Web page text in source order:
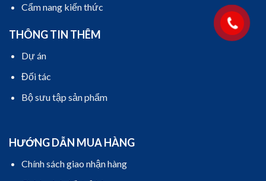
Cẩm nang kiến thức
THÔNG TIN THÊM
Dự án
Đối tác
Bộ sưu tập sản phẩm
HƯỚNG DẪN MUA HÀNG
Chính sách giao nhận hàng